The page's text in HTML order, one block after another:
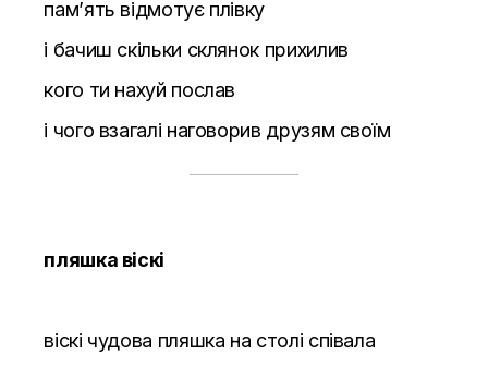
пам’ять відмотує плівку
і бачиш скільки склянок прихилив
кого ти нахуй послав
і чого взагалі наговорив друзям своїм
пляшка віскі
віскі чудова пляшка на столі співала